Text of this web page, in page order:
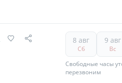
8 авг
Сб
9 авг
Вс
Свободные часы
перезвоним